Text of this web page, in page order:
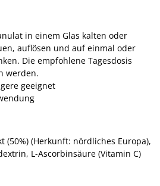
in einem Glas kalten oder
auflösen und auf einmal oder
Die empfohlene Tagesdosis
werden.
geeignet
(50%) (Herkunft: nördliches Europa),
L-Ascorbinsäure (Vitamin C)